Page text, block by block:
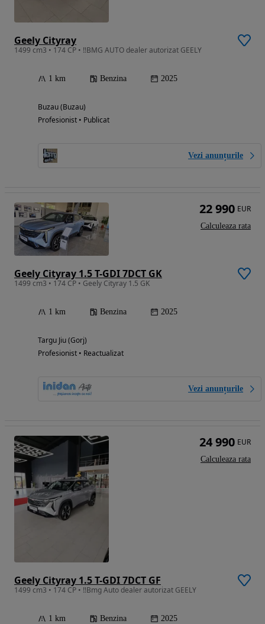
Geely Cityray
1499 cm3 • 174 CP • ‼️BMG AUTO dealer autorizat GEELY
1 km Benzina 2025
Buzau (Buzau)
Profesionist • Publicat
Vezi anunțurile
Geely Cityray 1.5 T-GDI 7DCT GK
1499 cm3 • 174 CP • Geely Cityray 1.5 GK
1 km Benzina 2025
Targu Jiu (Gorj)
Profesionist • Reactualizat
Vezi anunțurile
22 990 EUR
Calculeaza rata
Geely Cityray 1.5 T-GDI 7DCT GF
1499 cm3 • 174 CP • ‼️Bmg Auto dealer autorizat GEELY
1 km Benzina 2025
24 990 EUR
Calculeaza rata